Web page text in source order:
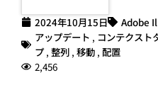
2024年10月15日
Adobe
アップデート , コンテクスト
プ, 整列 , 移動 , 配置
2,456